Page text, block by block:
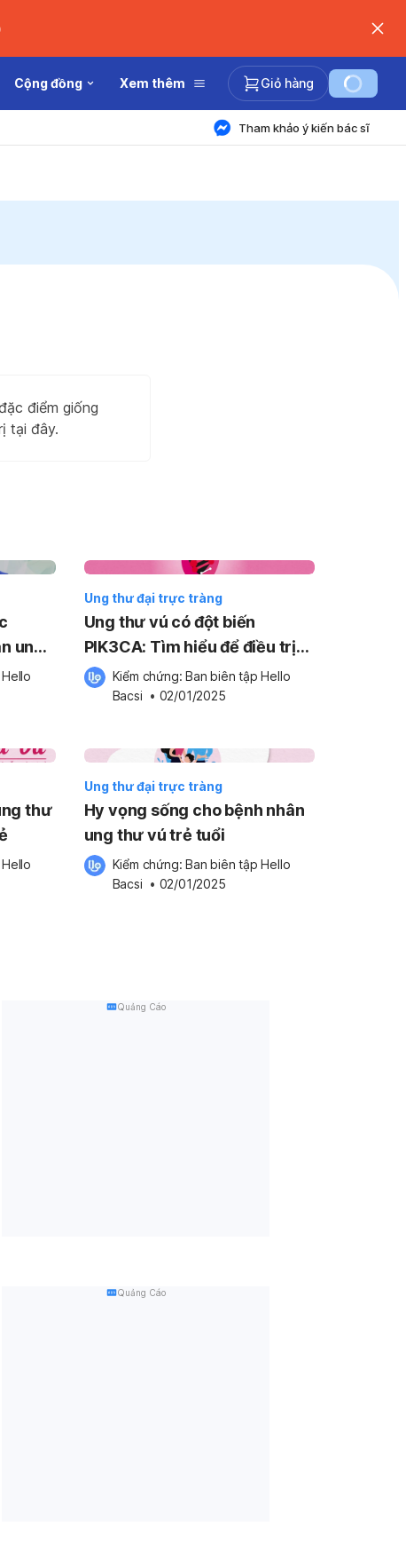
Cộng đồng Xem thêm Giỏ hàng
Tham khảo ý kiến bác sĩ
điểm giống
tại đây.
ung
Ung thư đại trực tràng
Ung thư vú có đột biến
PIK3CA: Tìm hiểu để điều trị
tốt hơnKiểm chứng: Ban biên tập Hello
Bacsi • 02/01/2025
thư
Ung thư đại trực tràng
Hy vọng sống cho bệnh nhân
ung thư vú trẻ tuổi
Kiểm chứng: Ban biên tập Hello
Bacsi • 02/01/2025
Quảng Cáo
Quảng Cáo